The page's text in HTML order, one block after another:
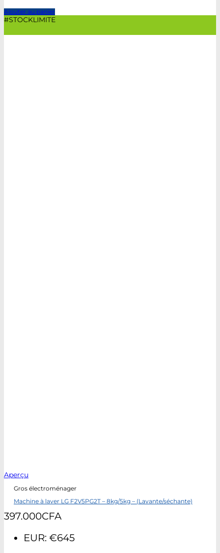
Ajouter au panier
#STOCKLIMITE
Aperçu
Gros électroménager
Machine à laver LG F2V5PG2T – 8kg/5kg – (Lavante/séchante)
397.000CFA
EUR: €645